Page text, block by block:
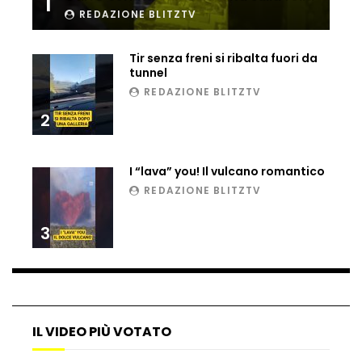
Ucraina, ecco come gli F16 intercettano
i droni russi
Tir bloccato sul passaggio a livello:
treno lo distrugge
Parco divertimenti, attrazione cede
all’improvviso
tragedia a Petén
REDAZIONE BLITZTV
2
Tir senza freni si ribalta fuori da
tunnel
REDAZIONE BLITZTV
3
I “lava” you! Il vulcano romantico
REDAZIONE BLITZTV
IL VIDEO PIÙ VOTATO